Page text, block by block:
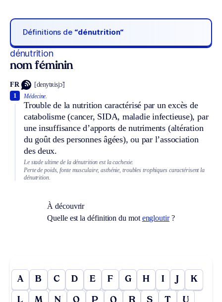
Définitions de “dénutrition“
dénutrition
nom féminin
FR [denytʀisjɔ̃]
Médecine.
Trouble de la nutrition caractérisé par un excès de
catabolisme (cancer, SIDA, maladie infectieuse), par
une insuffisance d’apports de nutriments (altération
du goût des personnes âgées), ou par l’association
des deux.
1
Le stade ultime de la dénutrition est la cachexie.
Perte de poids, fonte musculaire, asthénie, troubles trophiques caractérisent la
dénutrition.
À découvrir
Quelle est la définition du mot engloutir?
A B C D E F G H I J K